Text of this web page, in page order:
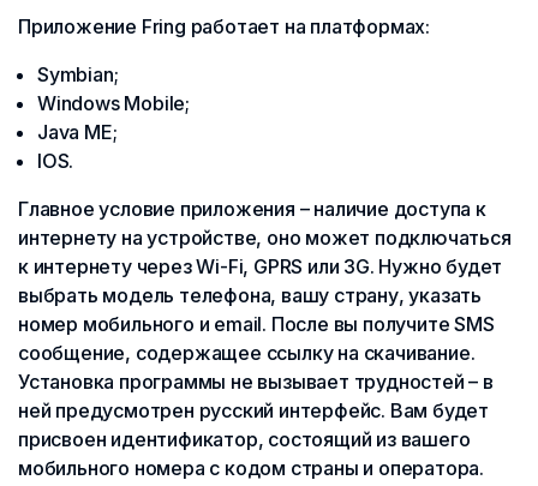
Приложение Fring работает на платформах:
Symbian;
Windows Mobile;
Java ME;
IOS.
Главное условие приложения – наличие доступа к
интернету на устройстве, оно может подключаться
к интернету через Wi-Fi, GPRS или 3G. Нужно будет
выбрать модель телефона, вашу страну, указать
номер мобильного и email. После вы получите SMS
сообщение, содержащее ссылку на скачивание.
Установка программы не вызывает трудностей – в
ней предусмотрен русский интерфейс. Вам будет
присвоен идентификатор, состоящий из вашего
мобильного номера с кодом страны и оператора.